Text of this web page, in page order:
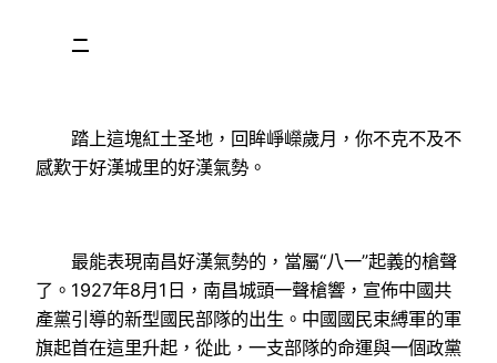
二
踏上這塊紅土圣地，回眸崢嶸歲月，你不克不及不
感歎于好漢城里的好漢氣勢。
最能表現南昌好漢氣勢的，當屬“八一”起義的槍聲
了。1927年8月1日，南昌城頭一聲槍響，宣佈中國共
產黨引導的新型國民部隊的出生。中國國民束縛軍的軍
旗起首在這里升起，從此，一支部隊的命運與一個政黨